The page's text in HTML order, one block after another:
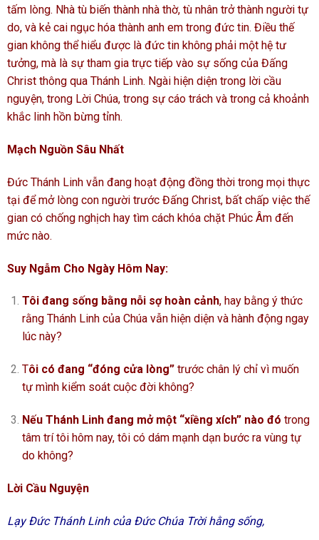
tấm lòng. Nhà tù biến thành nhà thờ, tù nhân trở thành người tự
do, và kẻ cai ngục hóa thành anh em trong đức tin. Điều thế
gian không thể hiểu được là đức tin không phải một hệ tư
tưởng, mà là sự tham gia trực tiếp vào sự sống của Đấng
Christ thông qua Thánh Linh. Ngài hiện diện trong lời cầu
nguyện, trong Lời Chúa, trong sự cáo trách và trong cả khoảnh
khắc linh hồn bừng tỉnh.
Mạch Nguồn Sâu Nhất
Đức Thánh Linh vẫn đang hoạt động đồng thời trong mọi thực
tại để mở lòng con người trước Đấng Christ, bất chấp việc thế
gian có chống nghịch hay tìm cách khóa chặt Phúc Âm đến
mức nào.
Suy Ngẫm Cho Ngày Hôm Nay:
Tôi đang sống bằng nỗi sợ hoàn cảnh, hay bằng ý thức
rằng Thánh Linh của Chúa vẫn hiện diện và hành động ngay
lúc này?
Tôi có đang “đóng cửa lòng”trước chân lý chỉ vì muốn
tự mình kiểm soát cuộc đời không?
Nếu Thánh Linh đang mở một “xiềng xích” nào đó trong
tâm trí tôi hôm nay, tôi có dám mạnh dạn bước ra vùng tự
do không?
Lời Cầu Nguyện
Lạy Đức Thánh Linh của Đức Chúa Trời hằng sống,